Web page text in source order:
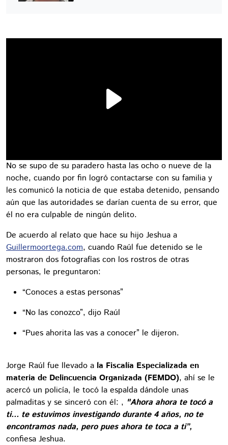
No se supo de su paradero hasta las ocho o nueve de la
noche, cuando por fin logró contactarse con su familia y
les comunicó la noticia de que estaba detenido, pensando
aún que las autoridades se darían cuenta de su error, que
él no era culpable de ningún delito.
De acuerdo al relato que hace su hijo Jeshua a
Guillermoortega.com, cuando Raúl fue detenido se le
mostraron dos fotografías con los rostros de otras
personas, le preguntaron:
“Conoces a estas personas”
“No las conozco”, dijo Raúl
“Pues ahorita las vas a conocer” le dijeron.
Jorge Raúl fue llevado a la Fiscalía Especializada en
materia de Delincuencia Organizada (FEMDO), ahí se le
acercó un policía, le tocó la espalda dándole unas
palmaditas y se sinceró con él: , "Ahora ahora te tocó a
ti... te estuvimos investigando durante 4 años, no te
encontramos nada, pero pues ahora te toca a ti”,
confiesa Jeshua.